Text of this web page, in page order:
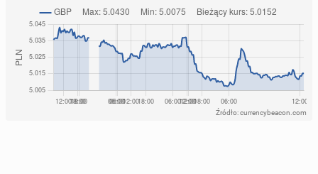
Źródło: currencybeacon.com